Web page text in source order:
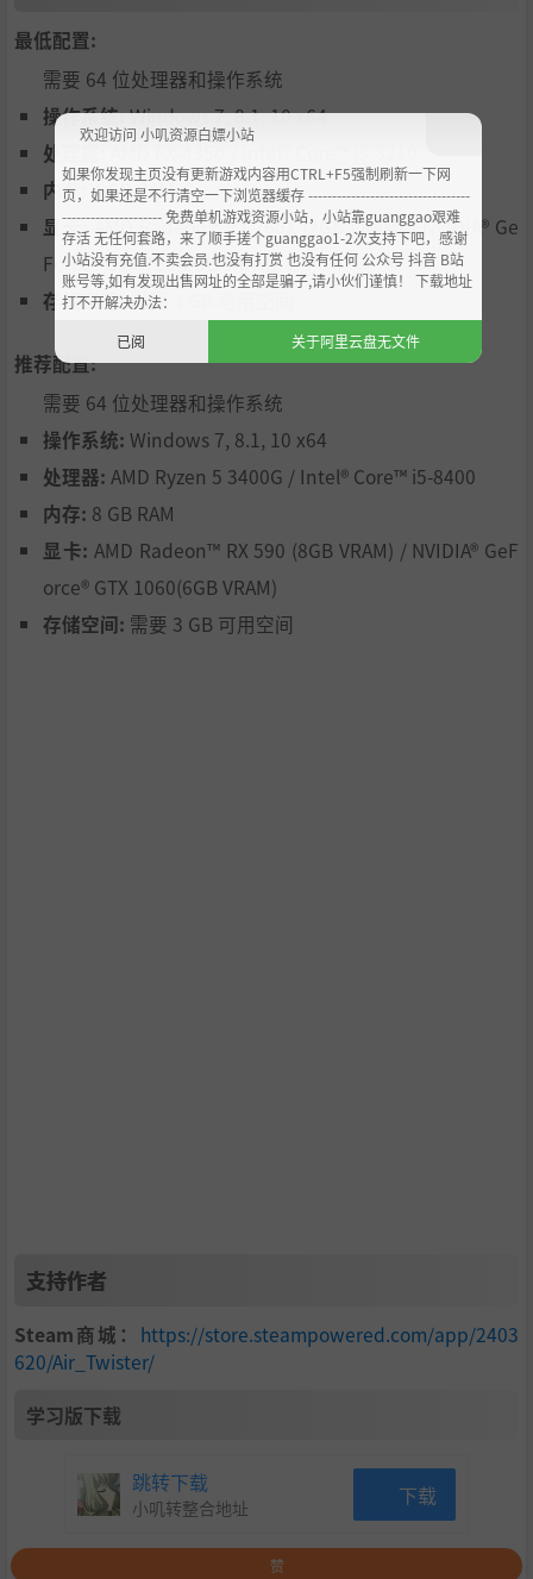
最低配置:
需要 64 位处理器和操作系统
操作系统:Windows 7, 8.1, 10 x64
处理器:
内存:4 GB RAM
显卡:AMD Radeon™ R7 260X (2GB VRAM) / NVIDIA® Ge
Force® GTX 750(2GB VRAM)
存储空间:需要 3 GB 可用空间
推荐配置:
需要 64 位处理器和操作系统
操作系统: Windows 7, 8.1, 10 x64
处理器: AMD Ryzen 5 3400G / Intel® Core™ i5-8400
内存: 8 GB RAM
显卡: AMD Radeon™ RX 590 (8GB VRAM) / NVIDIA® GeF
orce® GTX 1060(6GB VRAM)
存储空间: 需要 3 GB 可用空间
支持作者
Steam商城： https://store.steampowered.com/app/2403
620/Air_Twister/
学习版下载
跳转下载
小叽转整合地址 下载
赞
欢迎访问 小叽资源白嫖小站
如果你发现主页没有更新游戏内容用CTRL+F5强制刷新一下网
页，如果还是不行清空一下浏览器缓存 ----------------------------------
--------------------- 免费单机游戏资源小站，小站靠guanggao艰难
存活 无任何套路，来了顺手搓个guanggao1-2次支持下吧，感谢
小站没有充值.不卖会员.也没有打赏 也没有任何 公众号 抖音 B站
账号等,如有发现出售网址的全部是骗子,请小伙们谨慎！ 下载地址
打不开解决办法：
已阅
关于阿里云盘无文件